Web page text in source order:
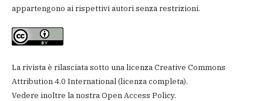
appartengono ai rispettivi autori senza restrizioni.
La rivista è rilasciata sotto una licenzaCreative Commons
Attribution 4.0 International(licenza completa).
Vedere inoltre la nostraOpen Access Policy.